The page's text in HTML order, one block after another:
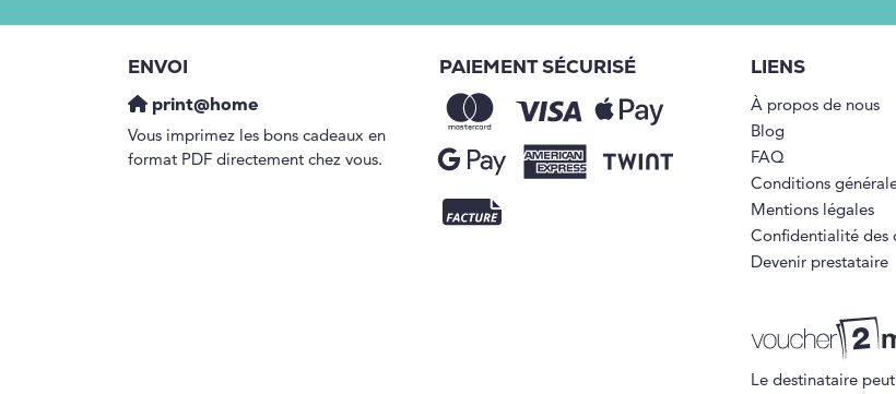
ENVOI
print@home
Vous imprimez les bons cadeaux en
format PDF directement chez vous.
PAIEMENT SÉCURISÉ LIENS
À propos de nous
Blog
FAQ
Conditions
Mentions légales
Confidentialité des
Devenir prestataire
Le destinataire